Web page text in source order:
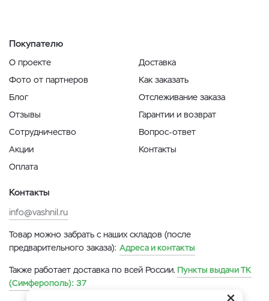
Покупателю
О проекте
Фото от партнеров
Блог
Отзывы
Сотрудничество
Акции
Оплата
Доставка
Как заказать
Отслеживание заказа
Гарантии и возврат
Вопрос-ответ
Контакты
Контакты
info@vashnil.ru
Товар можно забрать с наших складов (после
предварительного заказа): Адреса и контакты
Также работает доставка по всей России. Пункты выдачи ТК
(Симферополь): 37